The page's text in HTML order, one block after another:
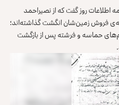
اطلاعات روز گفت که از نصیراحمد
فروش زمین‌شان انگشت گذاشته‌اند؛
حماسه و فرشته پس از بازگشت